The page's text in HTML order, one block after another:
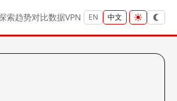
索趋势对比数据VPN EN 中文